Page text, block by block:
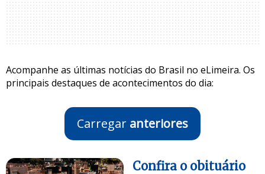
Acompanhe as últimas notícias do Brasil no eLimeira. Os
principais destaques de acontecimentos do dia:
Carregar anteriores
Confira o obituário